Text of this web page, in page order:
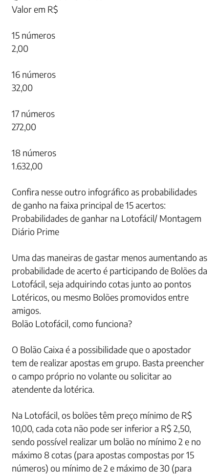
Valor em R$
15 números
2,00
16 números
32,00
17 números
272,00
18 números
1.632,00
Confira nesse outro infográfico as probabilidades
de ganho na faixa principal de 15 acertos:
Probabilidades de ganhar na Lotofácil/ Montagem
Diário Prime
Uma das maneiras de gastar menos aumentando as
probabilidade de acerto é participando de Bolões da
Lotofácil, seja adquirindo cotas junto ao pontos
Lotéricos, ou mesmo Bolões promovidos entre
amigos.
Bolão Lotofácil, como funciona?
O Bolão Caixa é a possibilidade que o apostador
tem de realizar apostas em grupo. Basta preencher
o campo próprio no volante ou solicitar ao
atendente da lotérica.
Na Lotofácil, os bolões têm preço mínimo de R$
10,00, cada cota não pode ser inferior a R$ 2,50,
sendo possível realizar um bolão no mínimo 2 e no
máximo 8 cotas (para apostas compostas por 15
números) ou mínimo de 2 e máximo de 30 (para